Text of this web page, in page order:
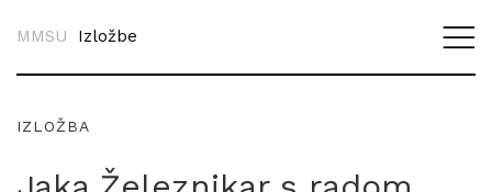
MMSU Izložbe
IZLOŽBA